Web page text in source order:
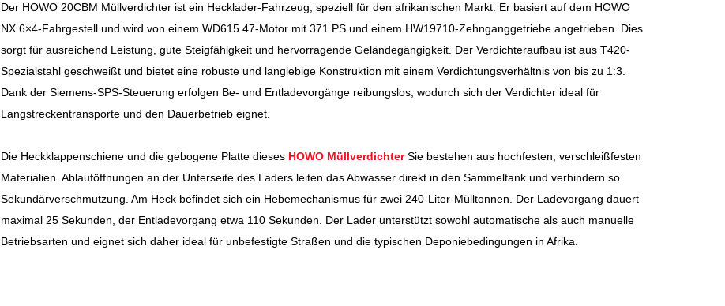
Der HOWO 20CBM Müllverdichter ist ein Hecklader-Fahrzeug, speziell für den afrikanischen Markt. Er basiert auf dem HOWO
NX 6×4-Fahrgestell und wird von einem WD615.47-Motor mit 371 PS und einem HW19710-Zehnganggetriebe angetrieben. Dies
sorgt für ausreichend Leistung, gute Steigfähigkeit und hervorragende Geländegängigkeit. Der Verdichteraufbau ist aus T420-
Spezialstahl geschweißt und bietet eine robuste und langlebige Konstruktion mit einem Verdichtungsverhältnis von bis zu 1:3.
Dank der Siemens-SPS-Steuerung erfolgen Be- und Entladevorgänge reibungslos, wodurch sich der Verdichter ideal für
Langstreckentransporte und den Dauerbetrieb eignet.
Die Heckklappenschiene und die gebogene Platte dieses HOWO MüllverdichterSie bestehen aus hochfesten, verschleißfesten
Materialien. Ablauföffnungen an der Unterseite des Laders leiten das Abwasser direkt in den Sammeltank und verhindern so
Sekundärverschmutzung. Am Heck befindet sich ein Hebemechanismus für zwei 240-Liter-Mülltonnen. Der Ladevorgang dauert
maximal 25 Sekunden, der Entladevorgang etwa 110 Sekunden. Der Lader unterstützt sowohl automatische als auch manuelle
Betriebsarten und eignet sich daher ideal für unbefestigte Straßen und die typischen Deponiebedingungen in Afrika.